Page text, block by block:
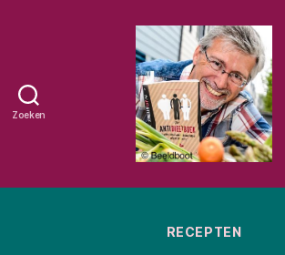
Zoeken
Categorieën
RECEPTEN